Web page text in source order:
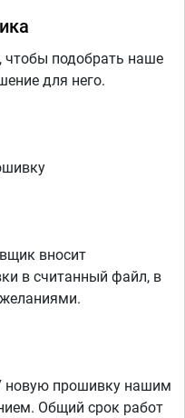
подобрать наше
для него.
вносит
в считанный файл, в
новую прошивку нашим
Общий срок работ